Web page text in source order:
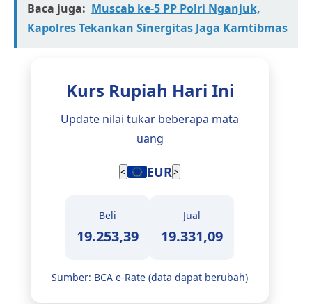
Baca juga: Muscab ke-5 PP Polri Nganjuk,
Kapolres Tekankan Sinergitas Jaga Kamtibmas
Kurs Rupiah Hari Ini
Update nilai tukar beberapa mata
uang
< EUR>
Beli
19.253,39
Jual
19.331,09
Sumber: BCA e-Rate (data dapat berubah)